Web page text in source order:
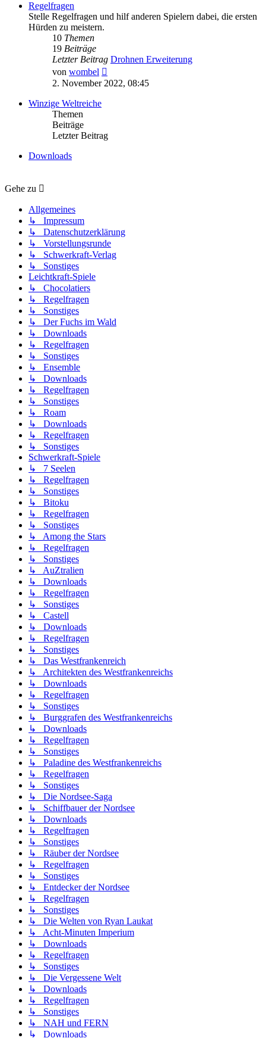
Regelfragen
Stelle Regelfragen und hilf anderen Spielern dabei, die ersten
Hürden zu meistern.
10 Themen
19 Beiträge
Letzter Beitrag Drohnen Erweiterung
von wombel
Beitrag
2. November 2022, 08:45
Winzige Weltreiche
Themen
Beiträge
Letzter Beitrag
Downloads
Gehe zu
Allgemeines
↳ Impressum
↳ Datenschutzerklärung
↳ Vorstellungsrunde
↳ Schwerkraft-Verlag
↳ Sonstiges
Leichtkraft-Spiele
↳ Chocolatiers
↳ Regelfragen
↳ Sonstiges
↳ Der Fuchs im Wald
↳ Downloads
↳ Regelfragen
↳ Sonstiges
↳ Ensemble
↳ Downloads
↳ Regelfragen
↳ Sonstiges
↳ Roam
↳ Downloads
↳ Regelfragen
↳ Sonstiges
Schwerkraft-Spiele
↳ 7 Seelen
↳ Regelfragen
↳ Sonstiges
↳ Bitoku
↳ Regelfragen
↳ Sonstiges
↳ Among the Stars
↳ Regelfragen
↳ Sonstiges
↳ AuZtralien
↳ Downloads
↳ Regelfragen
↳ Sonstiges
↳ Castell
↳ Downloads
↳ Regelfragen
↳ Sonstiges
↳ Das Westfrankenreich
↳ Architekten des Westfrankenreichs
↳ Downloads
↳ Regelfragen
↳ Sonstiges
↳ Burggrafen des Westfrankenreichs
↳ Downloads
↳ Regelfragen
↳ Sonstiges
↳ Paladine des Westfrankenreichs
↳ Regelfragen
↳ Sonstiges
↳ Die Nordsee-Saga
↳ Schiffbauer der Nordsee
↳ Downloads
↳ Regelfragen
↳ Sonstiges
↳ Räuber der Nordsee
↳ Regelfragen
↳ Sonstiges
↳ Entdecker der Nordsee
↳ Regelfragen
↳ Sonstiges
↳ Die Welten von Ryan Laukat
↳ Acht-Minuten Imperium
↳ Downloads
↳ Regelfragen
↳ Sonstiges
↳ Die Vergessene Welt
↳ Downloads
↳ Regelfragen
↳ Sonstiges
↳ NAH und FERN
↳ Downloads